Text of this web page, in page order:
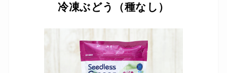
冷凍ぶどう（種なし）